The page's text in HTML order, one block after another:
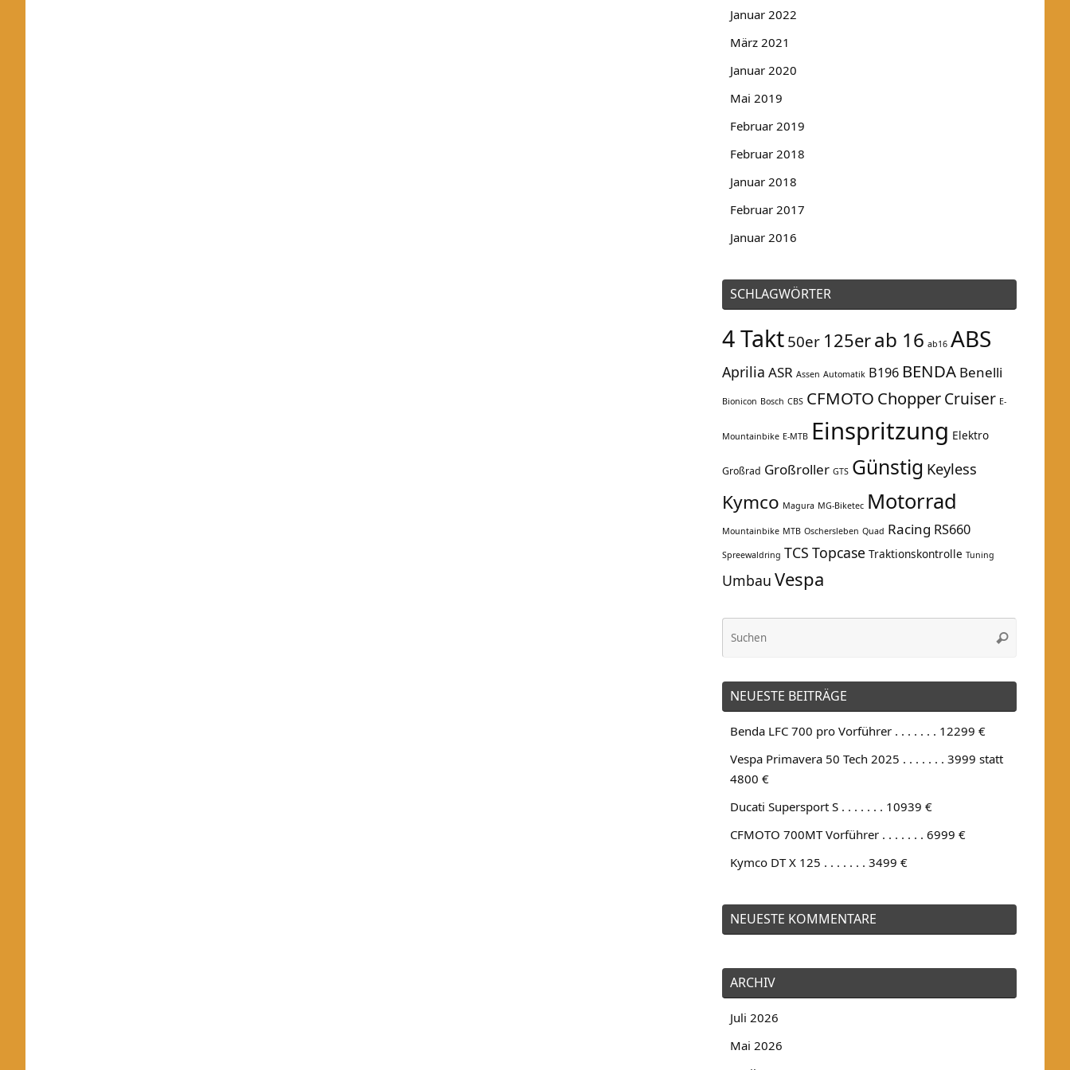
Januar 2022
März 2021
Januar 2020
Mai 2019
Februar 2019
Februar 2018
Januar 2018
Februar 2017
Januar 2016
SCHLAGWÖRTER
4 Takt50er 125erab 16 ab16 ABS
Aprilia ASR Assen Automatik B196 BENDA Benelli
Bionicon Bosch CBS CFMOTO ChopperCruiser E-
Mountainbike E-MTB Einspritzung Elektro
Großrad Großroller GTS Günstig Keyless
Kymco Magura MG-Biketec Motorrad
Mountainbike MTB Oschersleben Quad Racing RS660
Spreewaldring TCS Topcase Traktionskontrolle Tuning
Umbau Vespa
Suchen
NEUESTE BEITRÄGE
Benda LFC 700 pro Vorführer . . . . . . . 12299 €
Vespa Primavera 50 Tech 2025 . . . . . . . 3999 statt
4800 €
Ducati Supersport S . . . . . . . 10939 €
CFMOTO 700MT Vorführer . . . . . . . 6999 €
Kymco DT X 125 . . . . . . . 3499 €
NEUESTE KOMMENTARE
ARCHIV
Juli 2026
Mai 2026